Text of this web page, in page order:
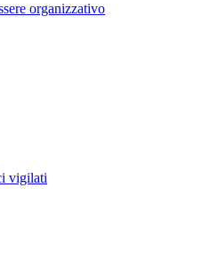
organizzativo
vigilati